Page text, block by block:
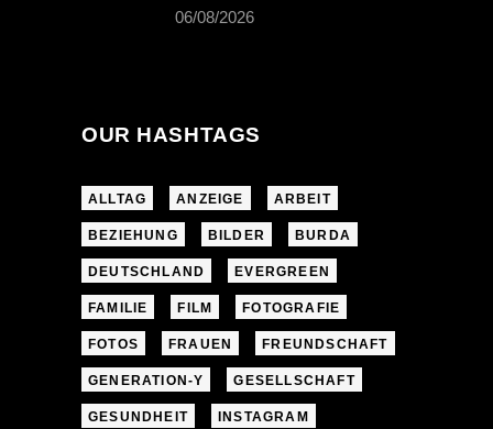
06/08/2026
OUR HASHTAGS
ALLTAG ANZEIGE ARBEIT
BEZIEHUNG BILDER BURDA
DEUTSCHLAND EVERGREEN
FAMILIE FILM FOTOGRAFIE
FOTOS FRAUEN FREUNDSCHAFT
GENERATION-Y GESELLSCHAFT
GESUNDHEIT INSTAGRAM